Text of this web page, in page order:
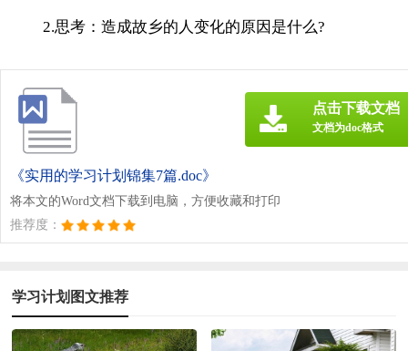
2.思考：造成故乡的人变化的原因是什么?
《实用的学习计划锦集7篇.doc》
将本文的Word文档下载到电脑，方便收藏和打印
推荐度：
点击下载文档
文档为doc格式
学习计划图文推荐